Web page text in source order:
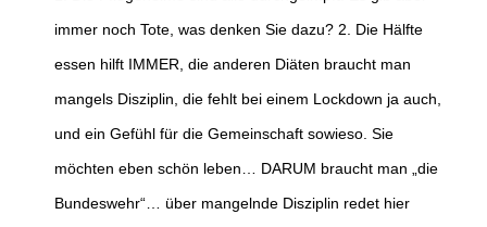
immer noch Tote, was denken Sie dazu? 2. Die Hälfte
essen hilft IMMER, die anderen Diäten braucht man
mangels Disziplin, die fehlt bei einem Lockdown ja auch,
und ein Gefühl für die Gemeinschaft sowieso. Sie
möchten eben schön leben… DARUM braucht man „die
Bundeswehr“… über mangelnde Disziplin redet hier